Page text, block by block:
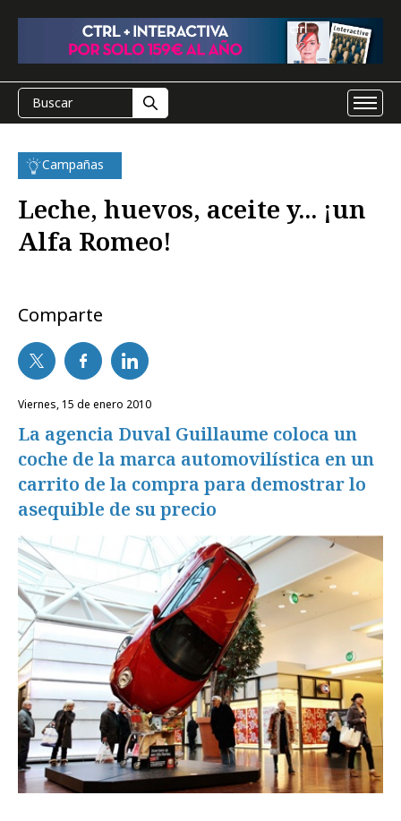
Campañas
Leche, huevos, aceite y... ¡un
Alfa Romeo!
Comparte
viernes, 15 de enero 2010
La agencia Duval Guillaume coloca un
coche de la marca automovilística en un
carrito de la compra para demostrar lo
asequible de su precio